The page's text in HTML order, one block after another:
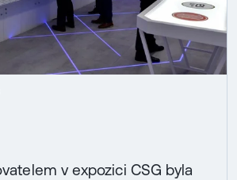
v expozici CSG byla